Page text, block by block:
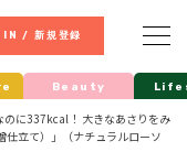
IN / 新規登録
Beauty
のに337kcal！ 大きなあさりをみ
立て）」（ナチュラルローソ